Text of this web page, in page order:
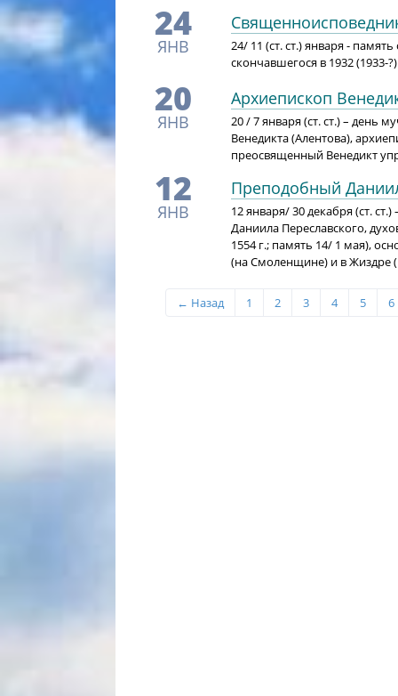
24
ЯНВ
24/ 11 (ст. ст.) января -
скончавшегося в 1932 (1933-
20
ЯНВ
Архиепископ
20 / 7 января (ст. ст.) – день
Венедикта (Алентова),
преосвященный Венедикт
12
ЯНВ
Преподобный
12 января/ 30 декабря (ст.
Даниила Переславского,
1554 г.; память 14/ 1 мая),
(на Смоленщине) и в Жиздре
← Назад 1 2 3 4 5 6